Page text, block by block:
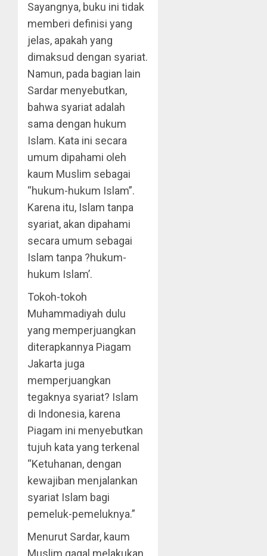
Sayangnya, buku ini tidak
memberi definisi yang
jelas, apakah yang
dimaksud dengan syariat.
Namun, pada bagian lain
Sardar menyebutkan,
bahwa syariat adalah
sama dengan hukum
Islam. Kata ini secara
umum dipahami oleh
kaum Muslim sebagai
“hukum-hukum Islam”.
Karena itu, Islam tanpa
syariat, akan dipahami
secara umum sebagai
Islam tanpa ?hukum-
hukum Islam’.
Tokoh-tokoh
Muhammadiyah dulu
yang memperjuangkan
diterapkannya Piagam
Jakarta juga
memperjuangkan
tegaknya syariat? Islam
di Indonesia, karena
Piagam ini menyebutkan
tujuh kata yang terkenal
“Ketuhanan, dengan
kewajiban menjalankan
syariat Islam bagi
pemeluk-pemeluknya.”
Menurut Sardar, kaum
Muslim gagal melakukan